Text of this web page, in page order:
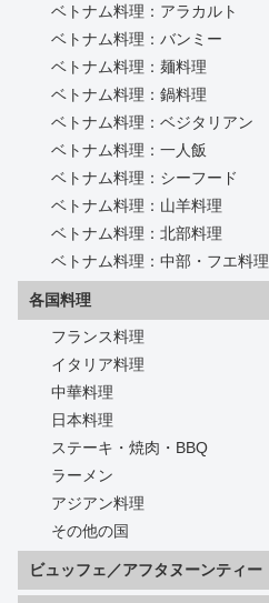
ベトナム料理：アラカルト
ベトナム料理：バンミー
ベトナム料理：麺料理
ベトナム料理：鍋料理
ベトナム料理：ベジタリアン
ベトナム料理：一人飯
ベトナム料理：シーフード
ベトナム料理：山羊料理
ベトナム料理：北部料理
ベトナム料理：中部・フエ料理
各国料理
フランス料理
イタリア料理
中華料理
日本料理
ステーキ・焼肉・BBQ
ラーメン
アジアン料理
その他の国
ビュッフェ／アフタヌーンティー